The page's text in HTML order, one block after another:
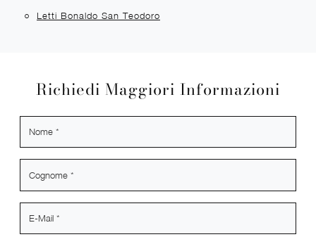
Letti Bonaldo San Teodoro
Richiedi Maggiori Informazioni